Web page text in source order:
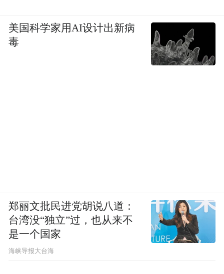
美国科学家用AI设计出新病
毒
郑丽文批民进党胡说八道：
台湾没“独立”过，也从来不
是一个国家
​海峡导报大台海